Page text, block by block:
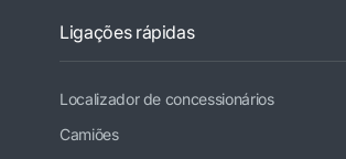
Ligações rápidas
Localizador de concessionários
Camiões